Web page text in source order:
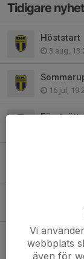
Tidigare
Höststart
3 aug,
16 jul,
28 jun,
27 jun,
Vi
webbplats
även för